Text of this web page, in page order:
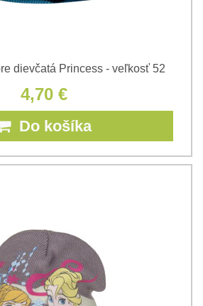
dievčatá Princess - veľkosť 52
4,70 €
Do košíka